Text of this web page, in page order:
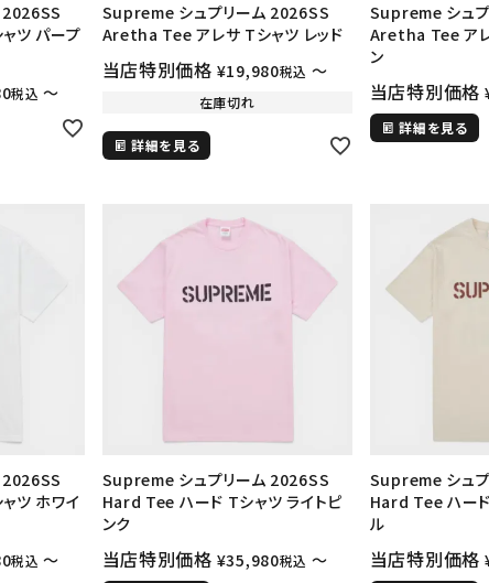
人気ワード
2025SS
Tシャツ・ロングスリーブ
キャップ・ハット
示する
ツ パープ
税込 〜
Supreme シュプリーム 2026SS
Aretha Tee アレサ Tシャツ レッド
当店特別価格 ¥19,980税込 〜
在庫切れ
詳細を見る
Supreme シュ
Aretha Tee ア
ン
当店特別価格
詳細を見る
ツ ホワイ
税込 〜
Supreme シュプリーム 2026SS
Hard Tee ハード Tシャツ ライトピ
ンク
当店特別価格 ¥35,980税込 〜
Supreme シュ
Hard Tee ハー
ル
当店特別価格